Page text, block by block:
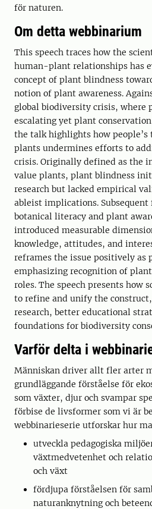
för naturen.
Om detta webbinarium
This speech traces how the
human-plant relationships has
concept of plant blindness
notion of plant awareness.
global biodiversity crisis, where
escalating yet plant
the talk highlights how people’s
plants undermines efforts to
crisis. Originally defined as the
value plants, plant blindness
research but lacked empirical
ableist implications. Subsequent
botanical literacy and plant
introduced measurable
knowledge, attitudes, and
reframes the issue positively as
emphasizing recognition of
roles. The speech presents how
to refine and unify the
research, better educational
foundations for biodiversity
Varför delta i
Människan driver allt fler arter
grundläggande förståelse för
som växter, djur och svampar
förbise de livsformer som vi är
webbinarieserie utforskar hur
utveckla pedagogiska
växtmedvetenhet och
och växt
fördjupa förståelsen för
naturanknytning och